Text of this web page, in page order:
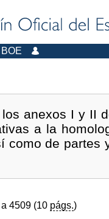
BOE
anexos I y II
a la
como de partes
4509 (10 págs.)